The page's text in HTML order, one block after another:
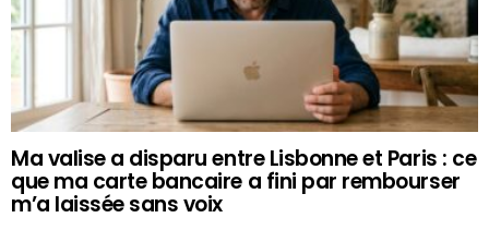
Ma valise a disparu entre Lisbonne et Paris : ce
que ma carte bancaire a fini par rembourser
m’a laissée sans voix